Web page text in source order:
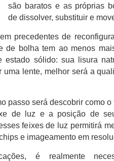
são baratos e as próprias
de dissolver, substituir e
precedentes de
de bolha tem ao menos
estado sólido: sua lisura
uma lente, melhor será a
passo será descobrir como
de luz e a posição de
feixes de luz permitirá
e imageamento em
é realmente